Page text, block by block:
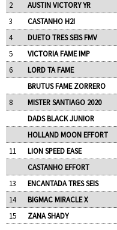
2
AUSTIN VICTORY YR
3
CASTANHO H2I
4
DUETO TRES SEIS FMV
5
VICTORIA FAME IMP
6
LORD TA FAME
BRUTUS FAME ZORRERO
8
MISTER SANTIAGO 2020
DADS BLACK JUNIOR
HOLLAND MOON EFFORT
11
LION SPEED EASE
CASTANHO EFFORT
13
ENCANTADA TRES SEIS
14
BIGMAC MIRACLE X
15
ZANA SHADY